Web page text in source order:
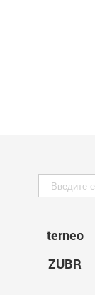
terneo
ZUBR